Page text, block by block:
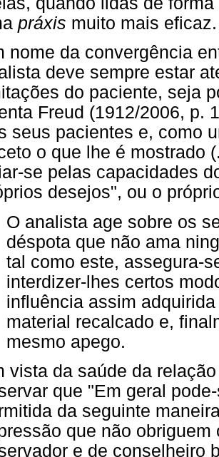
práxis muito mais eficaz.
nome da convergência
deve sempre estar
do paciente, seja
Freud (1912/2006, p.
seus pacientes e, como
o que lhe é mostrado
se pelas capacidades
desejos", ou o
O analista age sobre os
déspota que não ama
tal como este, assegura-
interdizer-lhes certos
influência assim
material recalcado e,
mesmo apego.
vista da saúde da
que "Em geral
da seguinte
que não
e de conselheiro